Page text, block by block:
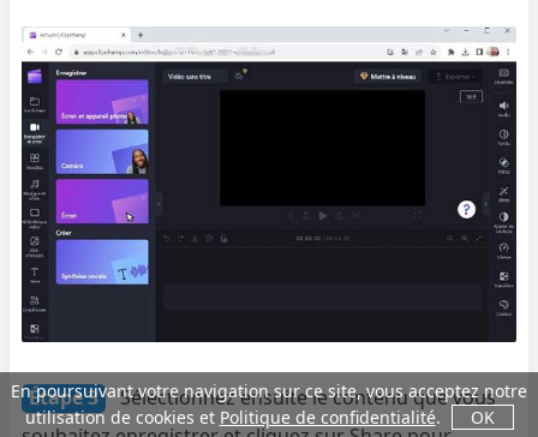
Étape 3
Sélectionnez ensuite le contenu que vous
En poursuivant votre navigation sur ce site, vous acceptez notre
utilisation de cookies et Politique de confidentialité. OK